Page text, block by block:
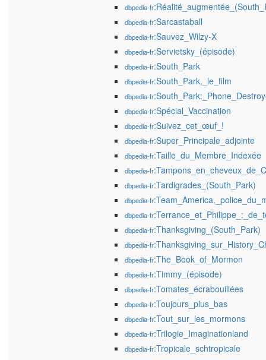
dbpedia-fr
dbpedia-fr:Sarcastaball
dbpedia-fr:Sauvez_Wilzy-X
dbpedia-fr:Servietsky_(épisode)
dbpedia-fr:South_Park
dbpedia-fr:South_Park,_le_film
dbpedia-fr
dbpedia-fr:Spécial_Vaccination
dbpedia-fr:Suivez_cet_œuf_!
dbpedia-fr:Super_Principale_adjointe
dbpedia-fr:Taille_du_Membre_Indexée
dbpedia-fr
dbpedia-fr:Tardigrades_(South_Park)
dbpedia-fr
dbpedia-fr
dbpedia-fr:Thanksgiving_(South_Park)
dbpedia-fr
dbpedia-fr:The_Book_of_Mormon
dbpedia-fr:Timmy_(épisode)
dbpedia-fr:Tomates_écrabouillées
dbpedia-fr:Toujours_plus_bas
dbpedia-fr:Tout_sur_les_mormons
dbpedia-fr:Trilogie_Imaginationland
dbpedia-fr:Tropicale_schtropicale